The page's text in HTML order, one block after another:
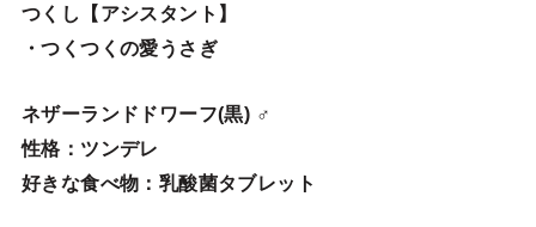
つくし【アシスタント】
・つくつくの愛うさぎ
ネザーランドドワーフ(黒) ♂
性格：ツンデレ
好きな食べ物：乳酸菌タブレット